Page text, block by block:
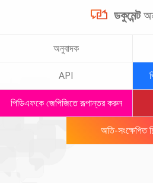
ডকুমেন্ট
অনুবাদক
API
পিডিএফকে জেপিজিতে রূপান্তর করুন
অতি-সংক্ষেপিত